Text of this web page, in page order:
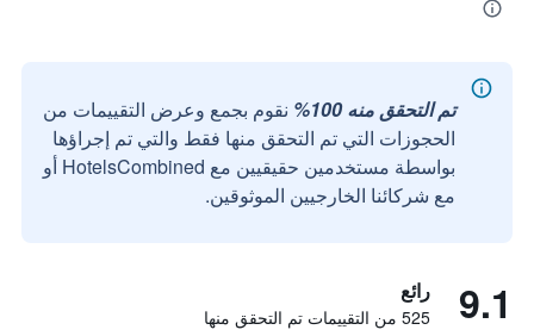
تم التحقق منه 100%
نقوم بجمع وعرض التقييمات من
الحجوزات التي تم التحقق منها فقط والتي تم إجراؤها
بواسطة مستخدمين حقيقيين مع HotelsCombined أو
مع شركائنا الخارجيين الموثوقين.
9.1 رائع
525 من التقييمات تم التحقق منها